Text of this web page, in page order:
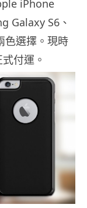
iPhone
Galaxy S6、
色選擇。現時
付運。